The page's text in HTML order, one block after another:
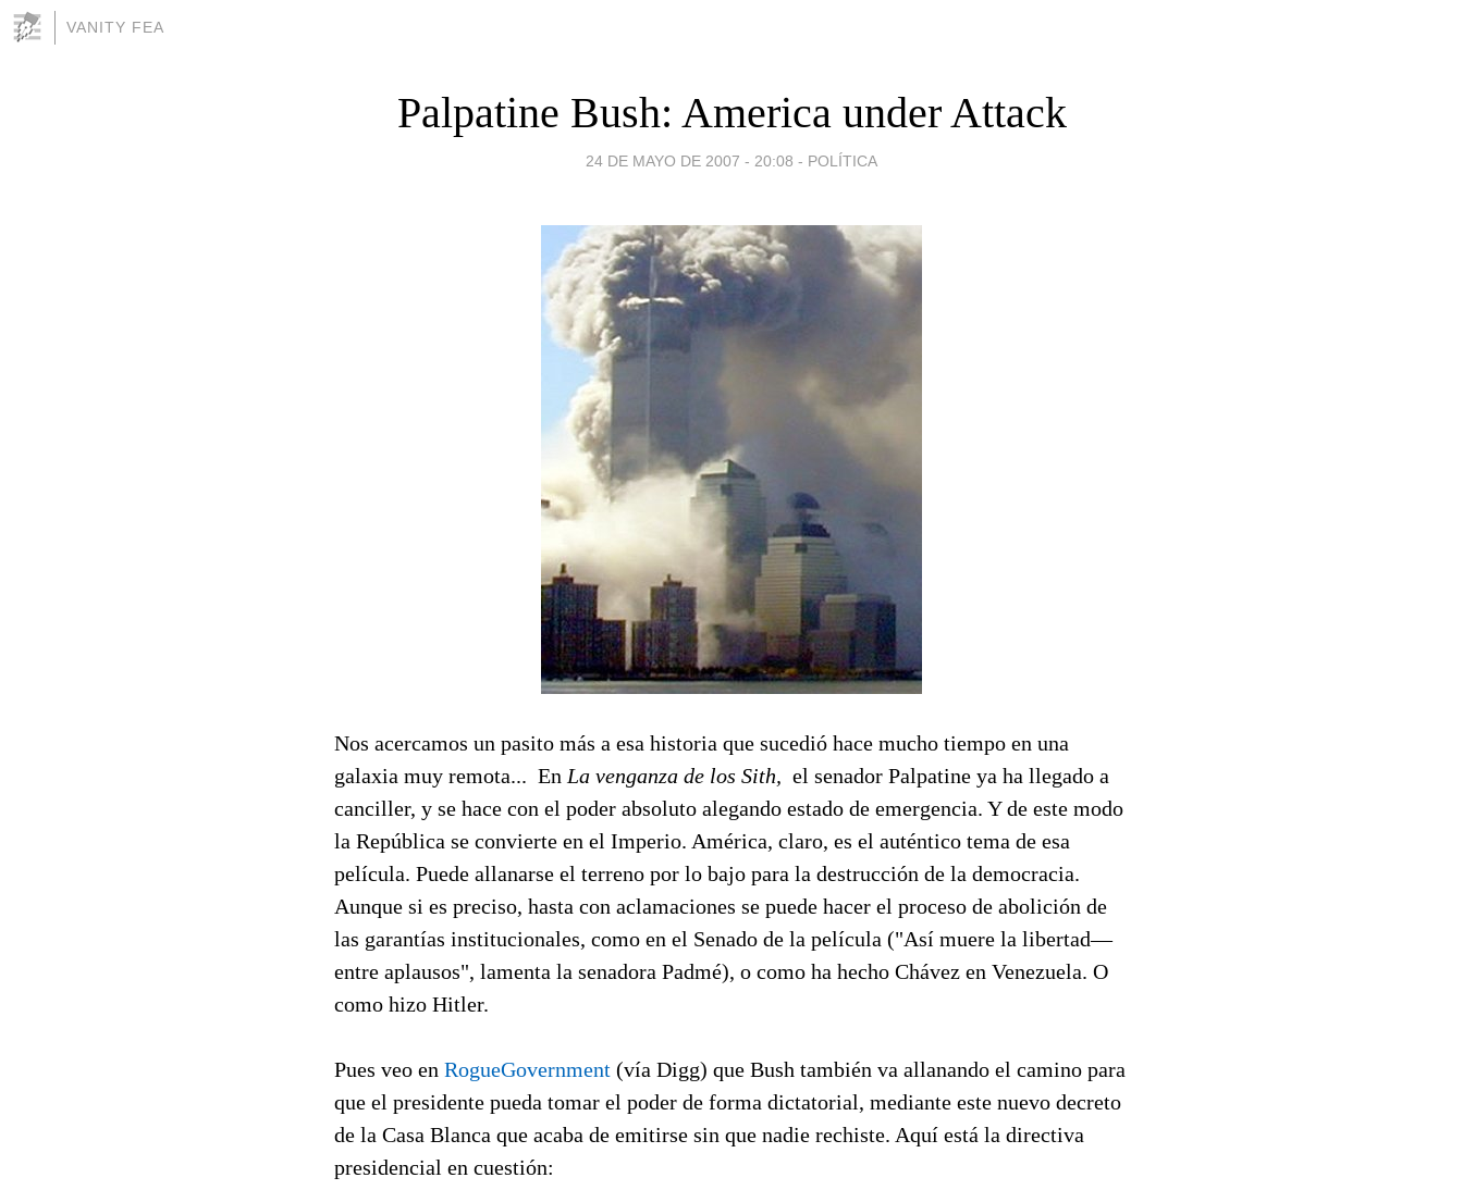
VANITY FEA
Palpatine Bush: America under Attack
24 DE MAYO DE 2007 - 20:08 - POLÍTICA
Nos acercamos un pasito más a esa historia que sucedió hace mucho tiempo en una
galaxia muy remota... En La venganza de los Sith, el senador Palpatine ya ha llegado a
canciller, y se hace con el poder absoluto alegando estado de emergencia. Y de este modo
la República se convierte en el Imperio. América, claro, es el auténtico tema de esa
película. Puede allanarse el terreno por lo bajo para la destrucción de la democracia.
Aunque si es preciso, hasta con aclamaciones se puede hacer el proceso de abolición de
las garantías institucionales, como en el Senado de la película ("Así muere la libertad—
entre aplausos", lamenta la senadora Padmé), o como ha hecho Chávez en Venezuela. O
como hizo Hitler.
Pues veo en RogueGovernment (vía Digg) que Bush también va allanando el camino para
que el presidente pueda tomar el poder de forma dictatorial, mediante este nuevo decreto
de la Casa Blanca que acaba de emitirse sin que nadie rechiste. Aquí está la directiva
presidencial en cuestión: